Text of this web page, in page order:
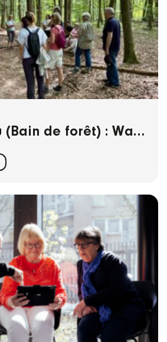
(Bain de forêt) : Was
über Konnektivität